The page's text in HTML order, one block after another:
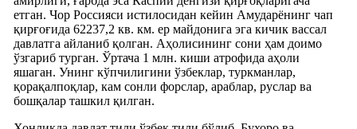
етган. Чор Россияси истилосидан кейин Амударёнинг чап
қирғоғида 62237,2 кв. км. ер майдонига эга кичик вассал
давлатга айланиб қолган. Аҳолисининг сони ҳам доимо
ўзгариб турган. Ўртача 1 млн. киши атрофида аҳоли
яшаган. Унинг кўпчилигини ўзбеклар, туркманлар,
қорақалпоқлар, кам сонли форслар, араблар, руслар ва
бошқалар ташкил қилган.